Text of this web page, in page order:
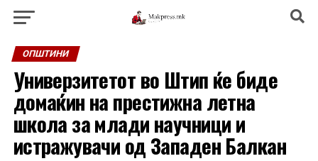
ОПШТИНИ
Универзитетот во Штип ќе биде
домаќин на престижна летна
школа за млади научници и
истражувачи од Западен Балкан